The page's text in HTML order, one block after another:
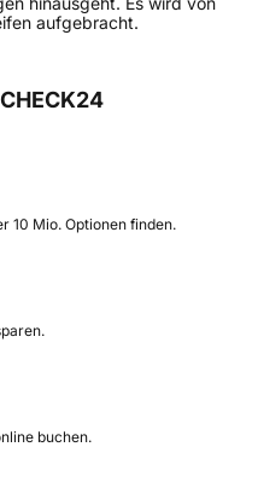
aufgebracht.
10 Mio. Optionen finden.
buchen.